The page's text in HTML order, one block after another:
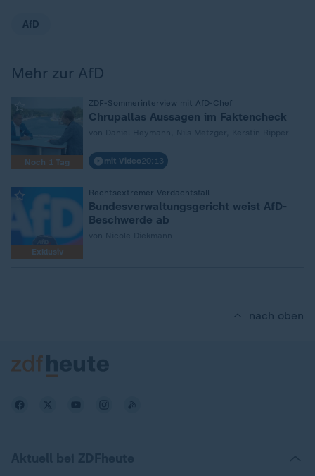
AfD
Mehr zur AfD
Noch 1 Tag
ZDF-Sommerinterview mit AfD-Chef
Chrupallas Aussagen im Faktencheck
mit Video20:13
Exklusiv
Rechtsextremer Verdachtsfall
Bundesverwaltungsgericht weist AfD-
Beschwerde ab
nach oben